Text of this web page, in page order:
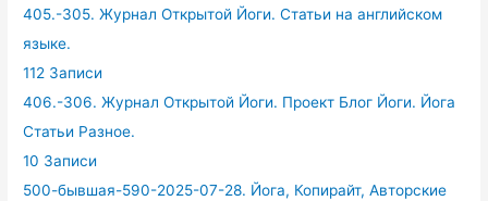
405.-305. Журнал Открытой Йоги. Статьи на английском
языке.
112 Записи
406.-306. Журнал Открытой Йоги. Проект Блог Йоги. Йога
Статьи Разное.
10 Записи
500-бывшая-590-2025-07-28. Йога, Копирайт, Авторские